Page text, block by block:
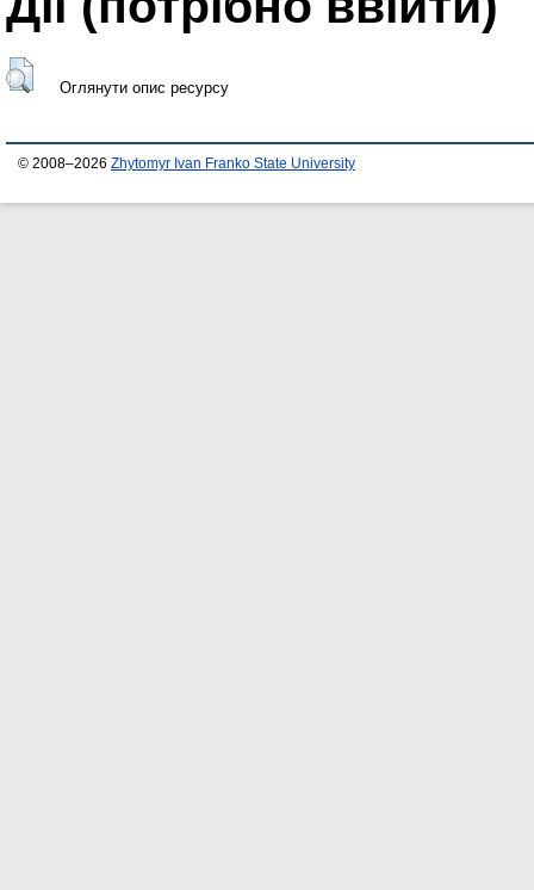
Оглянути опис ресурсу
© 2008–2026 Zhytomyr Ivan Franko State University